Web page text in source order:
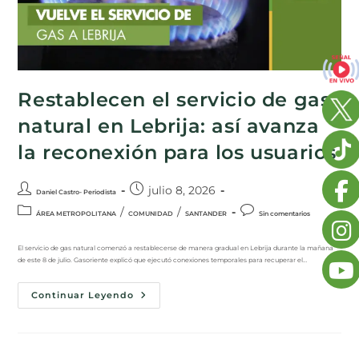
Restablecen el servicio de gas
natural en Lebrija: así avanza
la reconexión para los usuarios
Daniel Castro- Periodista julio 8, 2026
ÁREA METROPOLITANA / COMUNIDAD / SANTANDER Sin comentarios
El servicio de gas natural comenzó a restablecerse de manera gradual en Lebrija durante la mañana
de este 8 de julio. Gasoriente explicó que ejecutó conexiones temporales para recuperar el…
Continuar Leyendo